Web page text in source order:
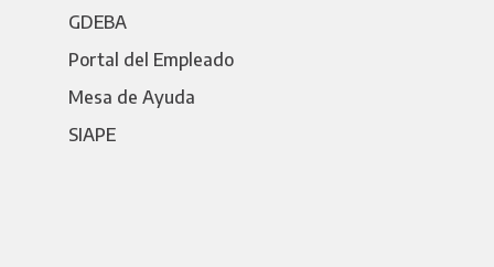
GDEBA
Portal del Empleado
Mesa de Ayuda
SIAPE